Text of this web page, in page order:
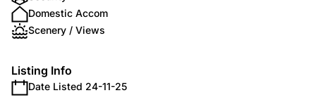
Domestic Accom
Scenery / Views
Listing Info
Date Listed 24-11-25